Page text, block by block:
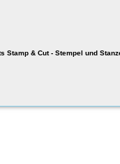
Stamp & Cut - Stempel und